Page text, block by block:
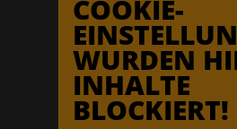
COOKIE-
WURDEN
INHALTE
BLOCKIERT!